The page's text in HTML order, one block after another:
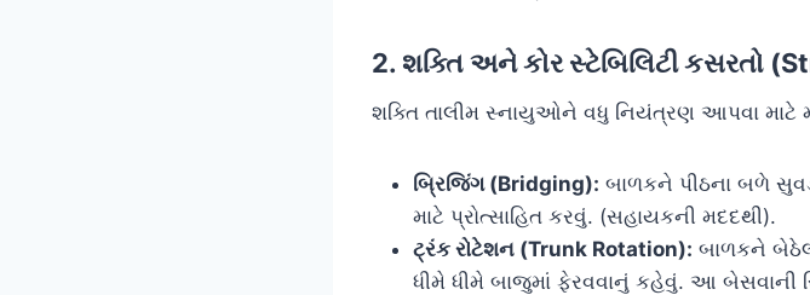
2. શક્તિ અને કોર સ્ટેબિલિટી કસરતો
શક્તિ તાલીમ સ્નાયુઓને વધુ નિયંત્રણ આપવા માટે
બ્રિજિંગ (Bridging): બાળકને પીઠના બળે
માટે પ્રોત્સાહિત કરવું. (સહાયકની મદદથી).
ટ્રંક રોટેશન (Trunk Rotation): બાળકને
ધીમે ધીમે બાજુમાં ફેરવવાનું કહેવું. આ બેસવાની